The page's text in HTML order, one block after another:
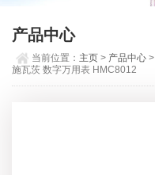
产品中心
当前位置： 主页 > 产品中心 >
施瓦茨 数字万用表 HMC8012